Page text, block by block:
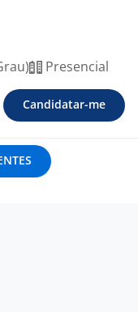
Presencial
Candidatar-me